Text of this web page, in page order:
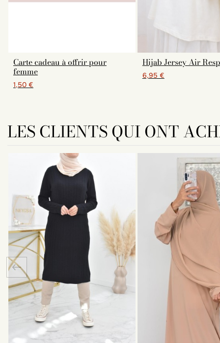
Carte cadeau à offrir pour
femme
1,50 €
Hijab Jersey Air
6,95 €
LES CLIENTS QUI ONT